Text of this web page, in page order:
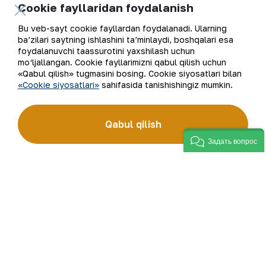
qimmatbaho metallar bo‘yicha birjalarida O‘zbekistonning
brendiga aylandi.
Kompaniya haqida
Bizning faoliyatimiz
Investorlarga
Aloqalar
Sayt xaritasi
Cookie fayllaridan
foydalanish
Cookie fayllaridan foydalanish
Bu veb-sayt cookie fayllardan foydalanadi. Ularning
ba’zilari saytning ishlashini ta’minlaydi, boshqalari esa
foydalanuvchi taassurotini yaxshilash uchun
mo‘ljallangan. Cookie fayllarimizni qabul qilish uchun
«Qabul qilish» tugmasini bosing. Cookie siyosatlari bilan
«Cookie siyosatlari» sahifasida tanishishingiz mumkin.
Qabul qilish
Задать вопрос